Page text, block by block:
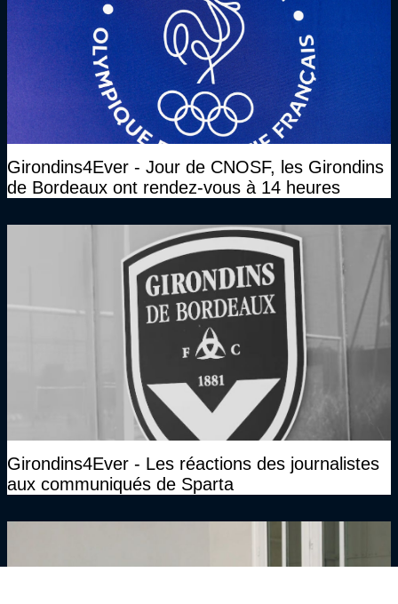
Girondins4Ever - Jour de CNOSF, les Girondins
de Bordeaux ont rendez-vous à 14 heures
Girondins4Ever - Les réactions des journalistes
aux communiqués de Sparta